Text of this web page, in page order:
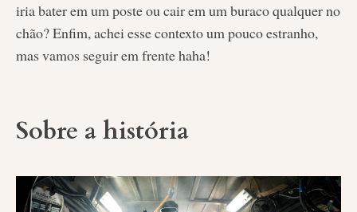
iria bater em um poste ou cair em um buraco qualquer no
chão? Enfim, achei esse contexto um pouco estranho,
mas vamos seguir em frente haha!
Sobre a história